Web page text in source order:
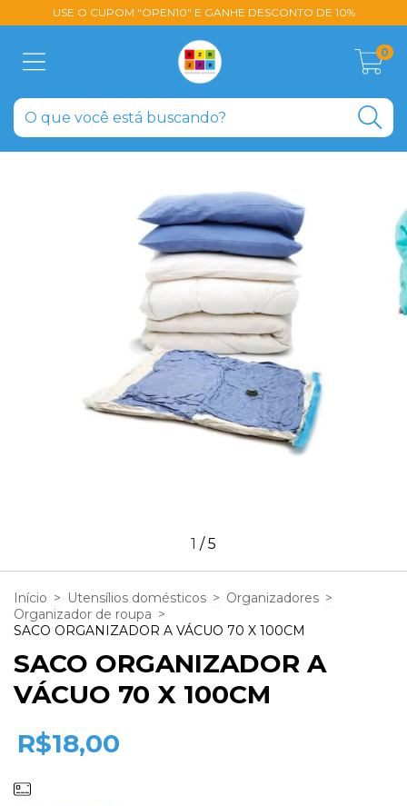
USE O CUPOM "OPEN10" E GANHE DESCONTO DE 10%
0
1 /5
Início > Utensílios domésticos > Organizadores >
Organizador de roupa >
SACO ORGANIZADOR A VÁCUO 70 X 100CM
SACO ORGANIZADOR A
VÁCUO 70 X 100CM
R$18,00